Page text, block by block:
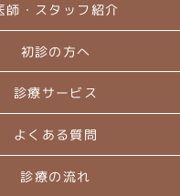
師・スタッフ紹介
初診の方へ
診療サービス
よくある質問
診療の流れ